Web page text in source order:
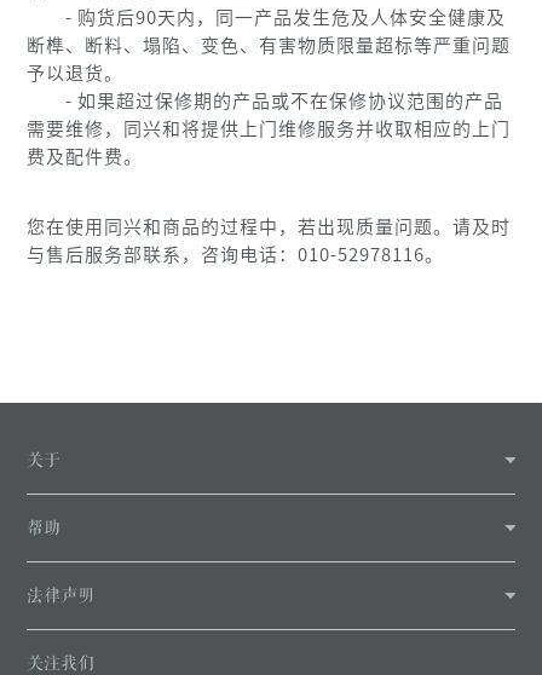
- 购货后90天内，同一产品发生危及人体安全健康及
断榫、断料、塌陷、变色、有害物质限量超标等严重问题
予以退货。
- 如果超过保修期的产品或不在保修协议范围的产品
需要维修，同兴和将提供上门维修服务并收取相应的上门
费及配件费。
您在使用同兴和商品的过程中，若出现质量问题。请及时
与售后服务部联系，咨询电话：010-52978116。
关于
帮助
法律声明
关注我们